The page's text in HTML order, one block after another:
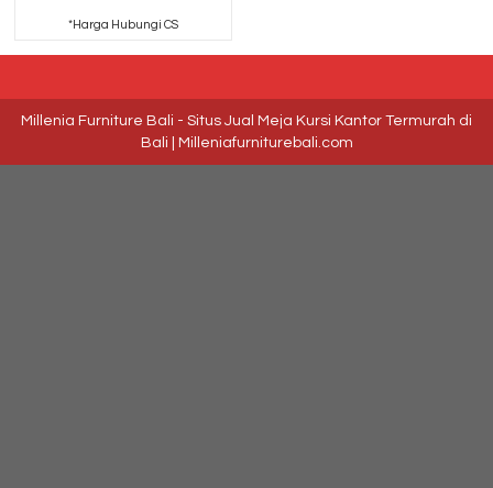
*Harga Hubungi CS
Millenia Furniture Bali - Situs Jual Meja Kursi Kantor Termurah di
Bali | Milleniafurniturebali.com